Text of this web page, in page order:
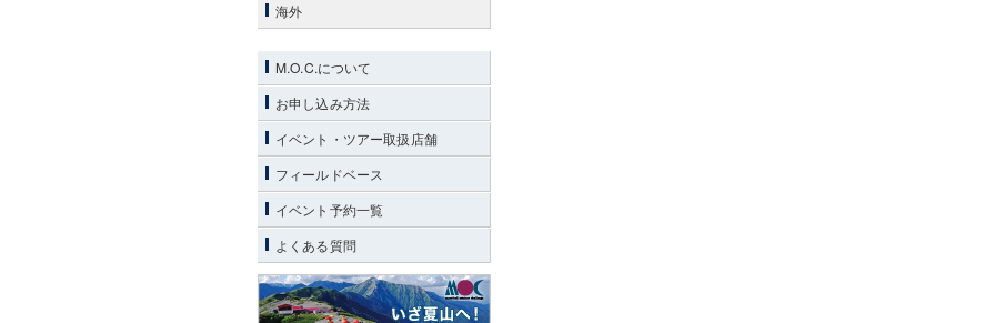
海外
M.O.C.について
お申し込み方法
イベント・ツアー取扱店舗
フィールドベース
イベント予約一覧
よくある質問